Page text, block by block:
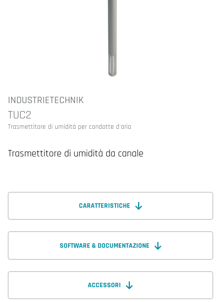
INDUSTRIETECHNIK
TUC2
Trasmettitore di umidità per condotte d'aria
Trasmettitore di umidità da canale
CARATTERISTICHE
SOFTWARE & DOCUMENTAZIONE
ACCESSORI